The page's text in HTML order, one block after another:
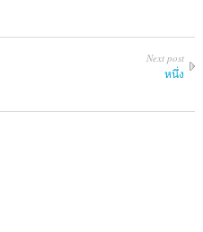
Next post
หนึ่ง